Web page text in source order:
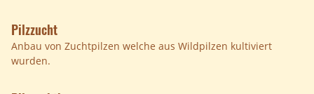
Pilzzucht
Anbau von Zuchtpilzen welche aus Wildpilzen kultiviert
wurden.